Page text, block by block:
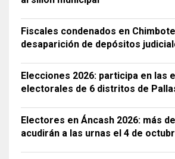
Fiscales condenados en
desaparición de depósitos
Elecciones 2026: participa en las
electorales de 6 distritos de
Electores en Áncash 2026: más
acudirán a las urnas el 4 de